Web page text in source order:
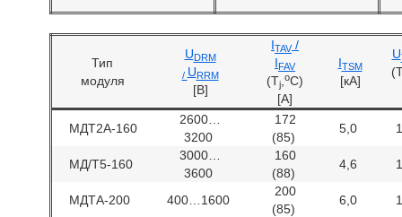
Тип
модуля
UDRM
/URRM
[B]
ITAV/
IFAV
(Tj
oC)
[A]
ITSM
[кA]
U
МДТ2А-160
2600…
3200
172
(85)
5,0
МД/Т5-160
3000…
3600
160
(88)
4,6
МДТА-200 400…1600
200
(85)
6,0